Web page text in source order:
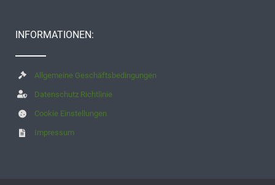
INFORMATIONEN:
Allgemeine Geschäftsbedingungen
Datenschutz Richtlinie
Cookie Einstellungen
Impressum